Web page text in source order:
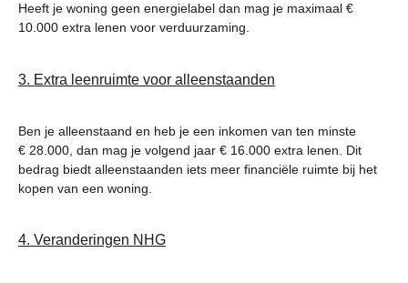
Heeft je woning geen energielabel dan mag je maximaal €
10.000 extra lenen voor verduurzaming.
3. Extra leenruimte voor alleenstaanden
Ben je alleenstaand en heb je een inkomen van ten minste
€ 28.000, dan mag je volgend jaar € 16.000 extra lenen. Dit
bedrag biedt alleenstaanden iets meer financiële ruimte bij het
kopen van een woning.
4. Veranderingen NHG